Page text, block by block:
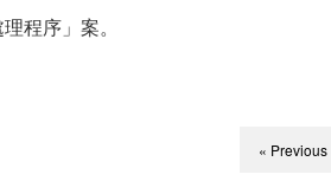
程序」案。
« Previous